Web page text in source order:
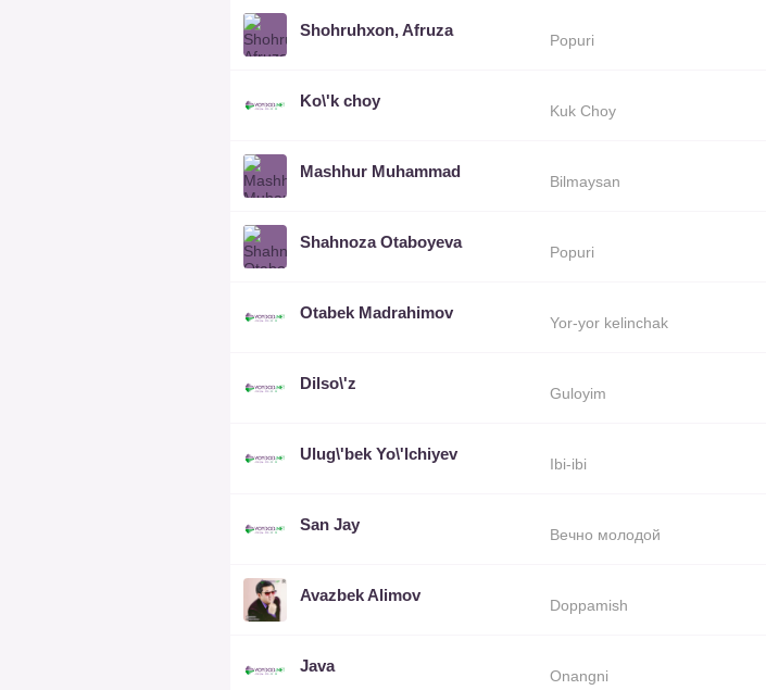
Shohruhxon, Afruza
Popuri
Ko\'k choy
Kuk Choy
Mashhur Muhammad
Bilmaysan
Shahnoza Otaboyeva
Popuri
Otabek Madrahimov
Yor-yor kelinchak
Dilso\'z
Guloyim
Ulug\'bek Yo\'lchiyev
Ibi-ibi
San Jay
Вечно молодой
Avazbek Alimov
Doppamish
Java
Onangni